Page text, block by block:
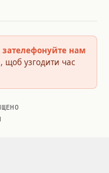
зателефонуйте нам
щоб узгодити час